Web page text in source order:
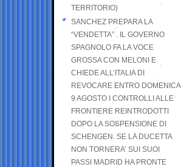
TERRITORIO)
SANCHEZ PREPARA LA
“VENDETTA” . IL GOVERNO
SPAGNOLO FA LA VOCE
GROSSA CON MELONI E
CHIEDE ALL’ITALIA DI
REVOCARE ENTRO DOMENICA
9 AGOSTO I CONTROLLI ALLE
FRONTIERE REINTRODOTTI
DOPO LA SOSPENSIONE DI
SCHENGEN. SE LA DUCETTA
NON TORNERA’ SUI SUOI
PASSI MADRID HA PRONTE